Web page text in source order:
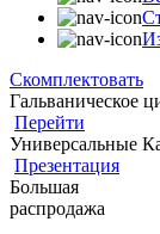
Скомплектовать
Гальваническое
Перейти
Универсальные
Презентация
Большая
распродажа